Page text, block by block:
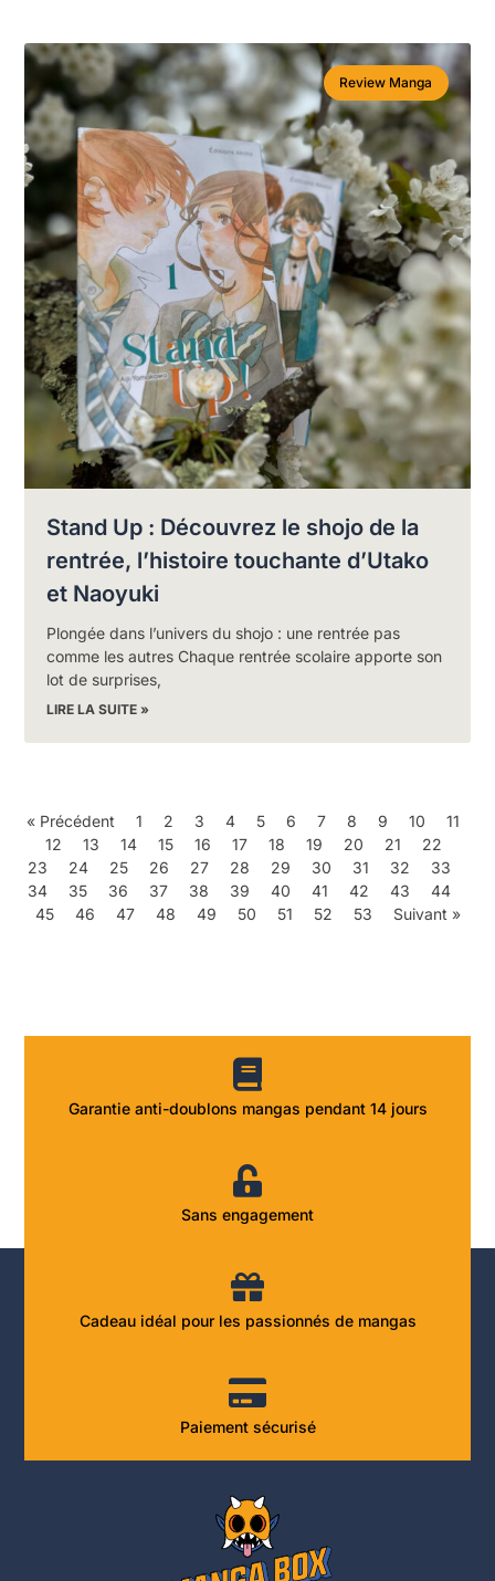
Review Manga
Stand Up : Découvrez le shojo de la
rentrée, l’histoire touchante d’Utako
et Naoyuki
Plongée dans l’univers du shojo : une rentrée pas
comme les autres Chaque rentrée scolaire apporte son
lot de surprises,
LIRE LA SUITE »
« Précédent 1 2 3 4 5 6 7 8 9 10
11
12
13 14 15 16 17 18 19 20 21
22
23
24 25 26 27 28 29 30 31 32
33
34
35 36 37 38 39 40 41 42 43
44
45
46 47 48 49 50 51 52 53 Suivant »
Garantie anti-doublons mangas pendant 14 jours
Sans engagement
Cadeau idéal pour les passionnés de mangas
Paiement sécurisé